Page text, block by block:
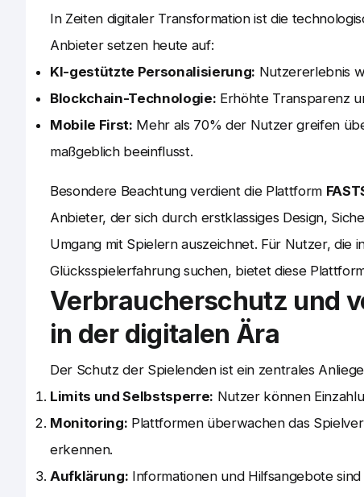
In Zeiten digitaler Transformation ist die
Anbieter setzen heute auf:
KI-gestützte Personalisierung: Nutzererlebnis
Blockchain-Technologie: Erhöhte Transparenz
Mobile First: Mehr als 70% der Nutzer greifen
maßgeblich beeinflusst.
Besondere Beachtung verdient die Plattform
Anbieter, der sich durch erstklassiges Design,
Umgang mit Spielern auszeichnet. Für Nutzer, die
Glücksspielerfahrung suchen, bietet diese
Verbraucherschutz und
in der digitalen Ära
Der Schutz der Spielenden ist ein zentrales
Limits und Selbstsperre: Nutzer können
Monitoring: Plattformen überwachen das
erkennen.
Aufklärung: Informationen und Hilfsangebote